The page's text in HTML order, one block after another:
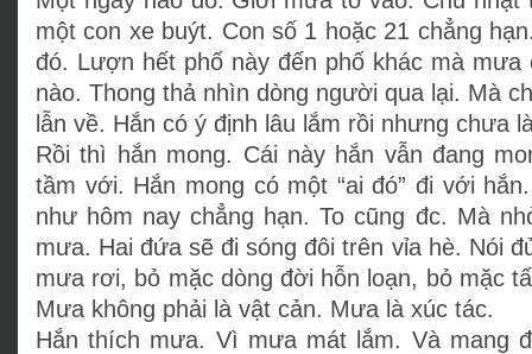
một con xe buýt. Con số 1 hoặc 21 chẳng
đó. Lượn hết phố này đến phố khác mà mưa
nào. Thong thả nhìn dòng người qua lại. Mà
lẫn về. Hắn có ý định lâu lắm rồi nhưng chưa
Rồi thì hắn mong. Cái này hắn vẫn đang
tầm với. Hắn mong có một “ai đó” đi với
như hôm nay chẳng hạn. To cũng đc. Mà
mưa. Hai đứa sẽ đi sóng đôi trên vỉa hè. Nói
mưa rơi, bỏ mặc dòng đời hỗn loạn, bỏ mặc
Mưa không phải là vật cản. Mưa là xúc tác.
Hắn thích mưa. Vì mưa mát lắm. Và mang